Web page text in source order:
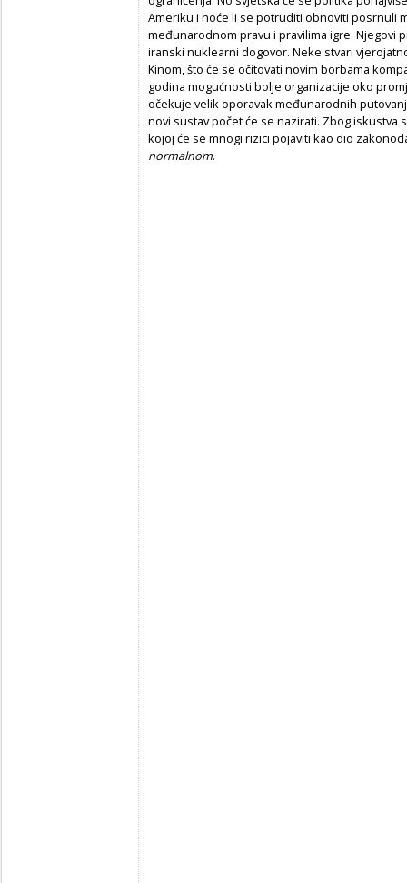
Ameriku i hoće li se potruditi obnoviti posrnuli
međunarodnom pravu i pravilima igre. Njegovi
iranski nuklearni dogovor. Neke stvari
Kinom, što će se očitovati novim borbama
godina mogućnosti bolje organizacije oko
očekuje velik oporavak međunarodnih
novi sustav počet će se nazirati. Zbog iskustva
kojoj će se mnogi rizici pojaviti kao dio
normalnom.